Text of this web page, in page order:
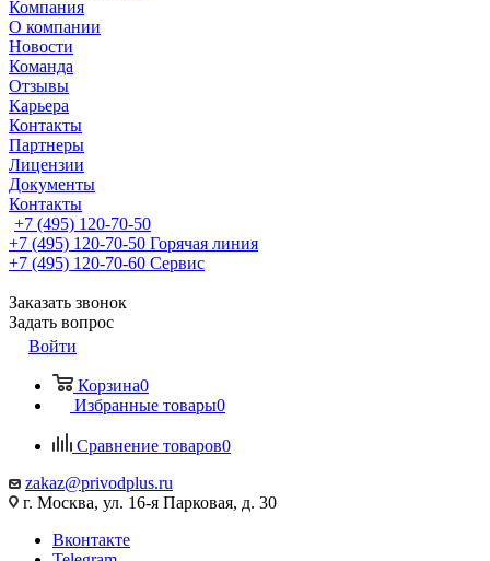
Компания
О компании
Новости
Команда
Отзывы
Карьера
Контакты
Партнеры
Лицензии
Документы
Контакты
+7 (495) 120-70-50
+7 (495) 120-70-50 Горячая линия
+7 (495) 120-70-60 Сервис
Заказать звонок
Задать вопрос
Войти
Корзина0
Избранные товары0
Сравнение товаров0
zakaz@privodplus.ru
г. Москва, ул. 16-я Парковая, д. 30
Вконтакте